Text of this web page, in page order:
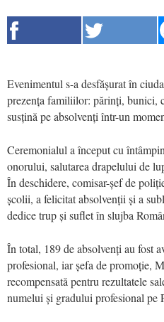
Evenimentul s-a desfășurat în
prezența familiilor: părinți, bunici,
susțină pe absolvenți într-un
Ceremonialul a început cu
onorului, salutarea drapelului de
În deschidere, comisar-șef de
școlii, a felicitat absolvenții și a
dedice trup și suflet în slujba
În total, 189 de absolvenți au fost
profesional, iar șefa de promoție,
recompensată pentru rezultatele
numelui și gradului profesional pe